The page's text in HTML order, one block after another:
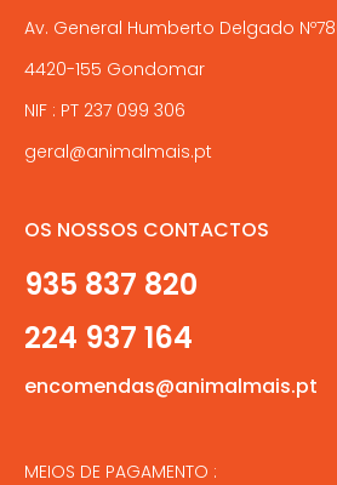
Av. General Humberto Delgado
4420-155 Gondomar
NIF : PT 237 099 306
geral@animalmais.pt
OS NOSSOS CONTACTOS
935 837 820
224 937 164
encomendas@animalmais.pt
MEIOS DE PAGAMENTO :